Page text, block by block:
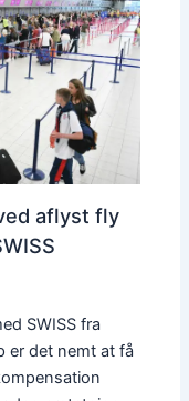
aflyst fly
SWISS fra
er det nemt at få